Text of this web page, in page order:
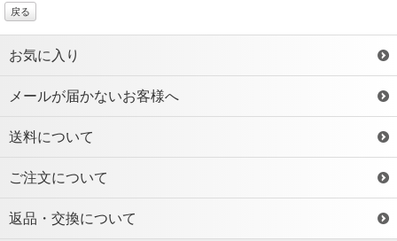
戻る
お気に入り
メールが届かないお客様へ
送料について
ご注文について
返品・交換について